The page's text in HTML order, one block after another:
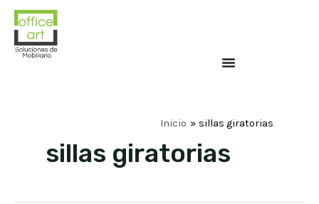
Inicio sillas giratorias
sillas giratorias